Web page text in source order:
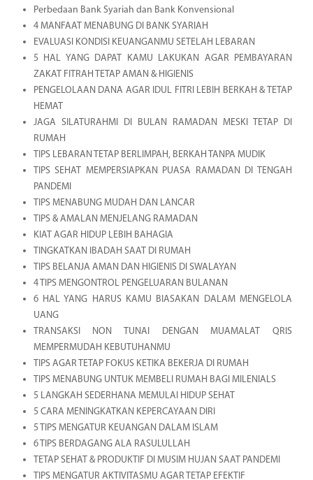
Perbedaan Bank Syariah dan Bank Konvensional
4 MANFAAT MENABUNG DI BANK SYARIAH
EVALUASI KONDISI KEUANGANMU SETELAH LEBARAN
5 HAL YANG DAPAT KAMU LAKUKAN AGAR PEMBAYARAN
ZAKAT FITRAH TETAP AMAN & HIGIENIS
PENGELOLAAN DANA AGAR IDUL FITRI LEBIH BERKAH & TETAP
HEMAT
JAGA SILATURAHMI DI BULAN RAMADAN MESKI TETAP DI
RUMAH
TIPS LEBARAN TETAP BERLIMPAH, BERKAH TANPA MUDIK
TIPS SEHAT MEMPERSIAPKAN PUASA RAMADAN DI TENGAH
PANDEMI
TIPS MENABUNG MUDAH DAN LANCAR
TIPS & AMALAN MENJELANG RAMADAN
KIAT AGAR HIDUP LEBIH BAHAGIA
TINGKATKAN IBADAH SAAT DI RUMAH
TIPS BELANJA AMAN DAN HIGIENIS DI SWALAYAN
4 TIPS MENGONTROL PENGELUARAN BULANAN
6 HAL YANG HARUS KAMU BIASAKAN DALAM MENGELOLA
UANG
TRANSAKSI NON TUNAI DENGAN MUAMALAT QRIS
MEMPERMUDAH KEBUTUHANMU
TIPS AGAR TETAP FOKUS KETIKA BEKERJA DI RUMAH
TIPS MENABUNG UNTUK MEMBELI RUMAH BAGI MILENIALS
5 LANGKAH SEDERHANA MEMULAI HIDUP SEHAT
5 CARA MENINGKATKAN KEPERCAYAAN DIRI
5 TIPS MENGATUR KEUANGAN DALAM ISLAM
6 TIPS BERDAGANG ALA RASULULLAH
TETAP SEHAT & PRODUKTIF DI MUSIM HUJAN SAAT PANDEMI
TIPS MENGATUR AKTIVITASMU AGAR TETAP EFEKTIF